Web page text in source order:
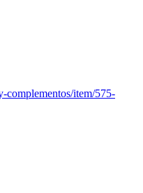
complementos/item/575-